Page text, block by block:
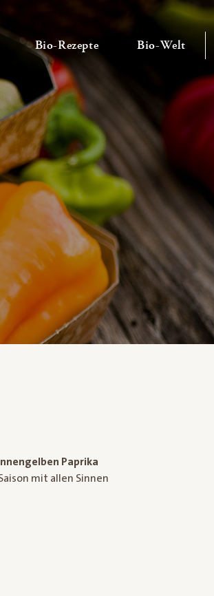
Untermenü ausklappen
Bio-Rezepte— Untermenü
Bio-Welt —
Paprika
mit allen Sinnen